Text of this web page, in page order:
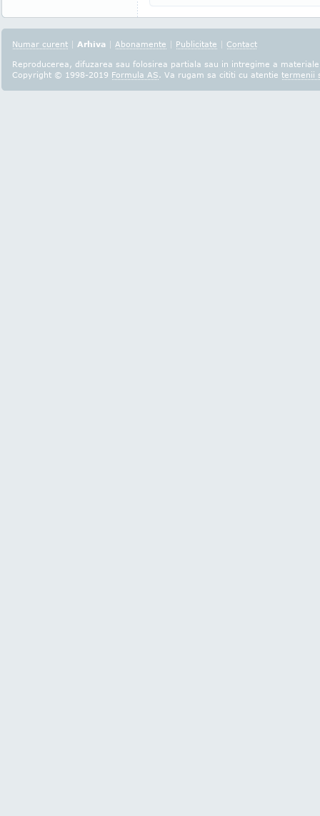
Numar curent | Arhiva | Abonamente | Publicitate | Contact
Reproducerea, difuzarea sau folosirea partiala sau in intregime a
Copyright © 1998-2019 Formula AS. Va rugam sa cititi cu atentie termenii